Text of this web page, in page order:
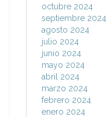
octubre 2024
septiembre 2024
agosto 2024
julio 2024
junio 2024
mayo 2024
abril 2024
marzo 2024
febrero 2024
enero 2024